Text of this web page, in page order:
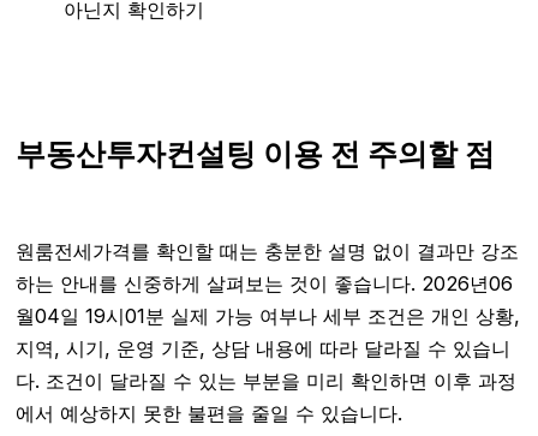
아닌지 확인하기
부동산투자컨설팅 이용 전 주의할 점
원룸전세가격를 확인할 때는 충분한 설명 없이 결과만 강조
하는 안내를 신중하게 살펴보는 것이 좋습니다. 2026년06
월04일 19시01분 실제 가능 여부나 세부 조건은 개인 상황,
지역, 시기, 운영 기준, 상담 내용에 따라 달라질 수 있습니
다. 조건이 달라질 수 있는 부분을 미리 확인하면 이후 과정
에서 예상하지 못한 불편을 줄일 수 있습니다.